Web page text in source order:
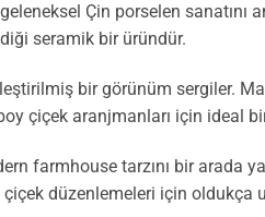
Çin porselen
seramik bir üründür.
bir görünüm sergiler.
çiçek aranjmanları için ideal
farmhouse tarzını bir arada
düzenlemeleri için oldukça